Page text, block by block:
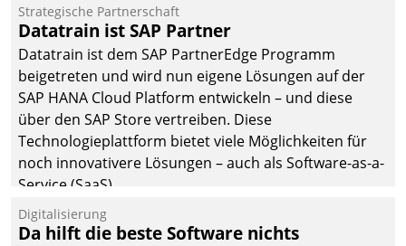
Strategische Partnerschaft
Datatrain ist SAP Partner
Datatrain ist dem SAP PartnerEdge Programm
beigetreten und wird nun eigene Lösungen auf der
SAP HANA Cloud Platform entwickeln – und diese
über den SAP Store vertreiben. Diese
Technologieplattform bietet viele Möglichkeiten für
noch innovativere Lösungen – auch als Software-as-a-
Service (SaaS).
Digitalisierung
Da hilft die beste Software nichts